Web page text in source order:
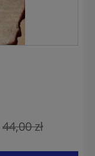
44,00 zł